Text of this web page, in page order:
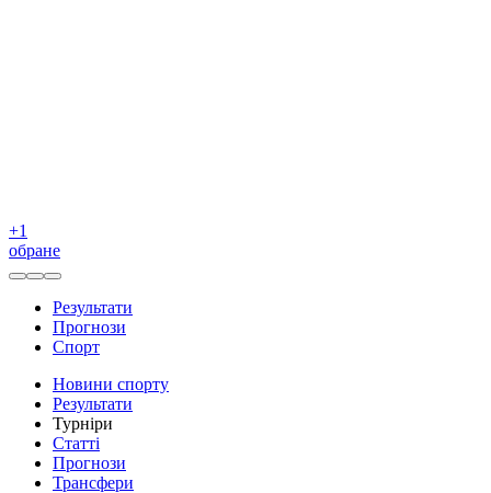
+1
обране
Результати
Прогнози
Спорт
Новини спорту
Результати
Турніри
Статті
Прогнози
Трансфери